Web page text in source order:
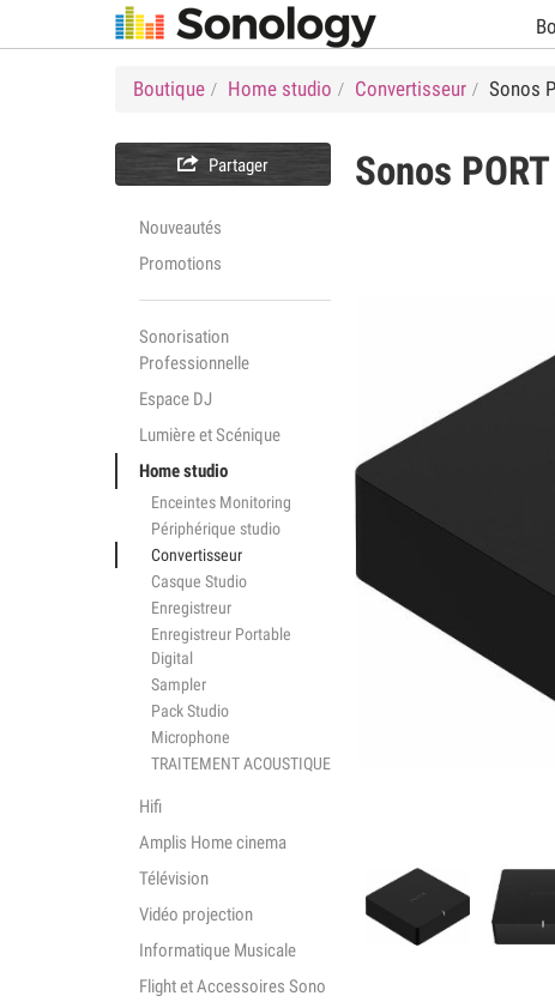
Boutique Home studio Convertisseur Sonos
 Partager
Nouveautés
Promotions
Sonorisation
Professionnelle
Espace DJ
Lumière et Scénique
Home studio
Enceintes Monitoring
Périphérique studio
Convertisseur
Casque Studio
Enregistreur
Enregistreur Portable
Digital
Sampler
Pack Studio
Microphone
TRAITEMENT ACOUSTIQUE
Hifi
Amplis Home cinema
Télévision
Vidéo projection
Informatique Musicale
Flight et Accessoires Sono
Sonos